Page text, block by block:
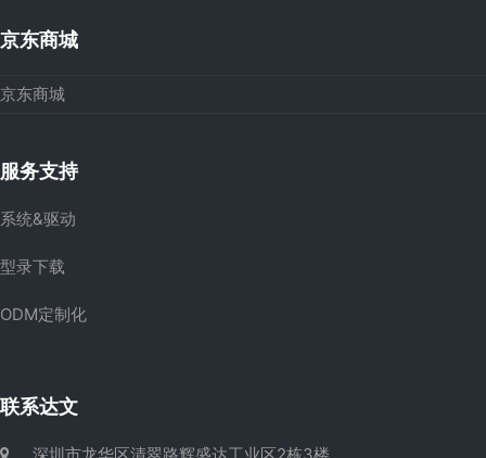
京东商城
京东商城
服务支持
系统&驱动
型录下载
ODM定制化
联系达文